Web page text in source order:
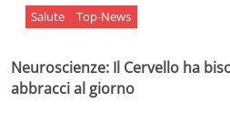
Salute Top-News
Neuroscienze: Il Cervello ha
abbracci al giorno